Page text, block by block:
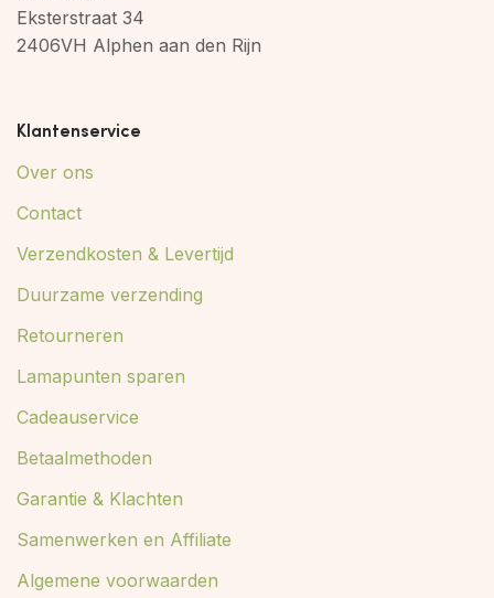
Eksterstraat 34
2406VH Alphen aan den Rijn
Klantenservice
Over ons
Contact
Verzendkosten & Levertijd
Duurzame verzending
Retourneren
Lamapunten sparen
Cadeauservice
Betaalmethoden
Garantie & Klachten
Samenwerken en Affiliate
Algemene voorwaarden